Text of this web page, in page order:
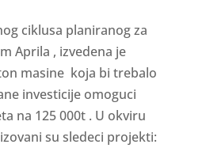
ciklusa planiranog za
Aprila , izvedena je
masine koja bi trebalo
investicije omoguci
na 125 000t . U okviru
su sledeci projekti: